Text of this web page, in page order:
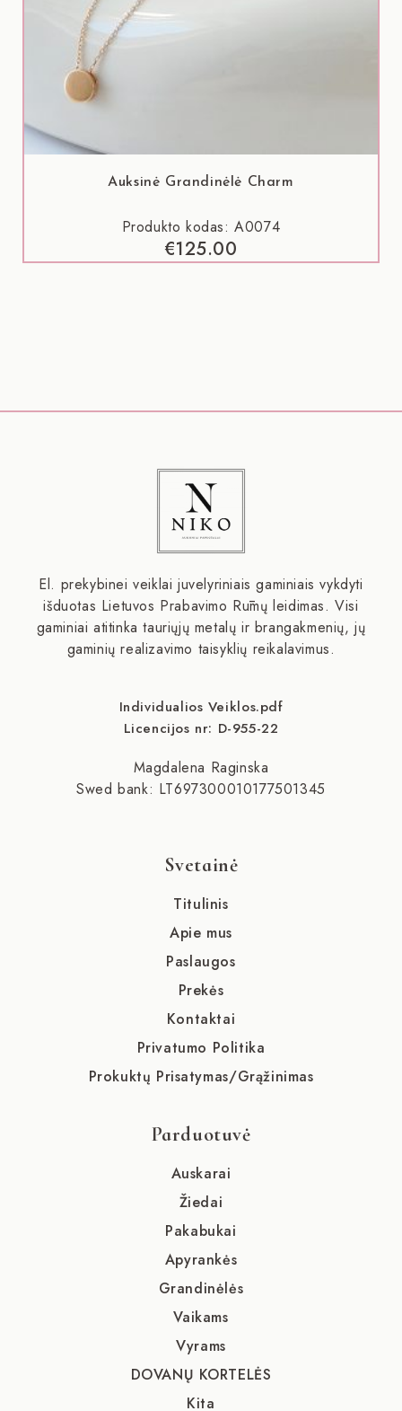
Auksinė Grandinėlė Charm
Produkto kodas: A0074
€125.00
El. prekybinei veiklai juvelyriniais gaminiais vykdyti
išduotas Lietuvos Prabavimo Rūmų leidimas. Visi
gaminiai atitinka tauriųjų metalų ir brangakmenių, jų
gaminių realizavimo taisyklių reikalavimus.
Individualios Veiklos.pdf
Licencijos nr: D-955-22
Magdalena Raginska
Swed bank: LT697300010177501345
Svetainė
Titulinis
Apie mus
Paslaugos
Prekės
Kontaktai
Privatumo Politika
Prokuktų Prisatymas/Grąžinimas
Parduotuvė
Auskarai
Žiedai
Pakabukai
Apyrankės
Grandinėlės
Vaikams
Vyrams
DOVANŲ KORTELĖS
Kita